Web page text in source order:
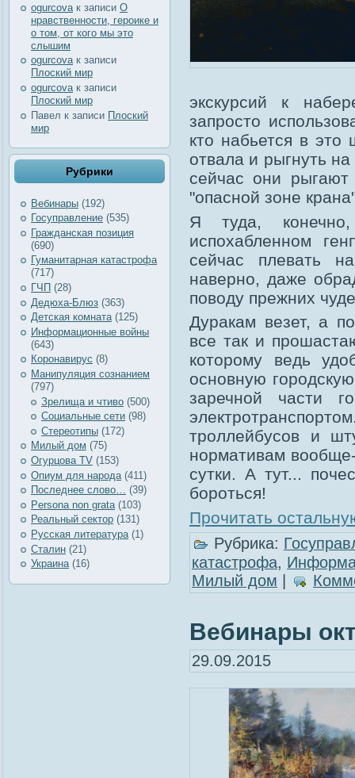
ogurcova к записи О
нравственности, героике и
о том, от кого мы это
слышим
ogurcovaк записи
Плоский мир
ogurcova к записи
Плоский мир
Павел к записи Плоский
мир
Рубрики
Вебинары (192)
Госуправление (535)
Гражданская позиция
(690)
Гуманитарная катастрофа
(717)
ГЧП (28)
Дедюха-Блюз (363)
Детская комната(125)
Информационные войны
(643)
Коронавирус (8)
Манипуляция сознанием
(797)
Зрелища и чтиво (500)
Социальные сети (98)
Стереотипы (172)
Милый дом (75)
Огурцова TV (153)
Опиум для народа (411)
Последнее слово… (39)
Рersona non grata (103)
Реальный сектор (131)
Русская литература (1)
Сталин (21)
Украина(16)
экскурсий к
запросто
кто набьется в это
отвала и рыгнуть
сейчас они
"опасной зоне
Я туда,
испохабленном
сейчас плевать
наверно, даже
поводу прежних
Дуракам везет, а
все так и
которому ведь
основную
заречной части
троллейбусов и
нормативам
сутки. А тут...
бороться!
Прочитать
Рубрика:
катастрофа,
Милый дом
Вебинары
29.09.2015